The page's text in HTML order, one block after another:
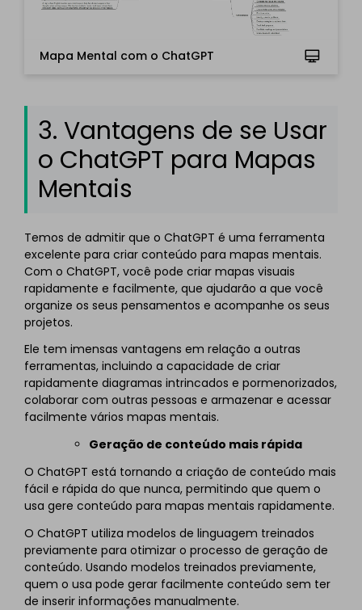
baixar o
EdrawMind gratuitamente
abaixo.
Você também pode experimentar oEdrawMind
Onlinegratuitamente abaixo.
Mapa Mental com o ChatGPT
3. Vantagens de se Usar
o ChatGPT para Mapas
Mentais
Temos de admitir que o ChatGPT é uma ferramenta
excelente para criar conteúdo para mapas mentais.
Com o ChatGPT, você pode criar mapas visuais
rapidamente e facilmente, que ajudarão a que você
organize os seus pensamentos e acompanhe os seus
projetos.
Ele tem imensas vantagens em relação a outras
ferramentas, incluindo a capacidade de criar
rapidamente diagramas intrincados e pormenorizados,
colaborar com outras pessoas e armazenar e acessar
facilmente vários mapas mentais.
Geração de conteúdo mais rápida
O ChatGPT está tornando a criação de conteúdo mais
fácil e rápida do que nunca, permitindo que quem o
usa gere conteúdo para mapas mentais rapidamente.
O ChatGPT utiliza modelos de linguagem treinados
previamente para otimizar o processo de geração de
conteúdo. Usando modelos treinados previamente,
quem o usa pode gerar facilmente conteúdo sem ter
de inserir informações manualmente.